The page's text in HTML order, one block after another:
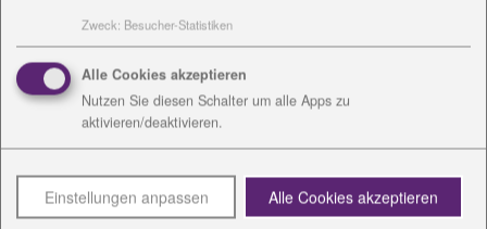
herrschte, da war klar, wenn das alles überstanden
ist, tun wir etwas Gutes für uns“, sagt Franziska
Hecklau, Pflegedienstleiterin im Haus Elisabeth.
Am Mittwoch konnte dies stattfinden. Fast 30
Mitarbeiterinnen aus beiden Häusern, darunter die
Leiterin Anja Küfner, hatten unter zwei schattigen
Buchen im Garten des Hauses Elisabeth zu einer
Zweck: Besucher-Statistiken
Alle Cookies akzeptieren
Nutzen Sie diesen Schalter um alle Apps zu
aktivieren/deaktivieren.
Einstellungen anpassen Alle Cookies akzeptieren